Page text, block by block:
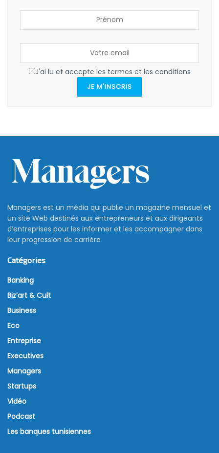
J'ai lu et accepte les termes et les conditions
JE M'INSCRIS
Managers est un média qui publie un magazine mensuel et
un site Web destinés aux entrepreneurs et aux dirigeants
d’entreprises pour les informer et les accompagner dans
leur progression de carrière
Catégories
Banking
Biz’art & Cult
Business
Eco
Entreprise
Executives
Managers
Startups
Vidéo
Podcast
Les banques tunisiennes